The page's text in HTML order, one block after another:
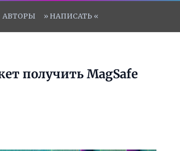
АВТОРЫ » НАПИСАТЬ «
получить MagSafe